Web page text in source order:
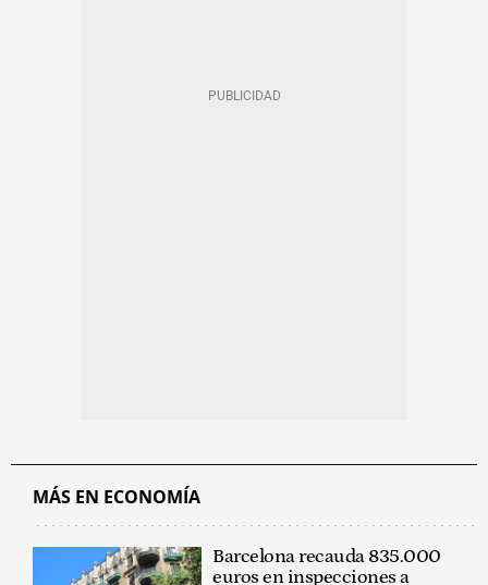
MÁS EN ECONOMÍA
Barcelona recauda 835.000
euros en inspecciones a